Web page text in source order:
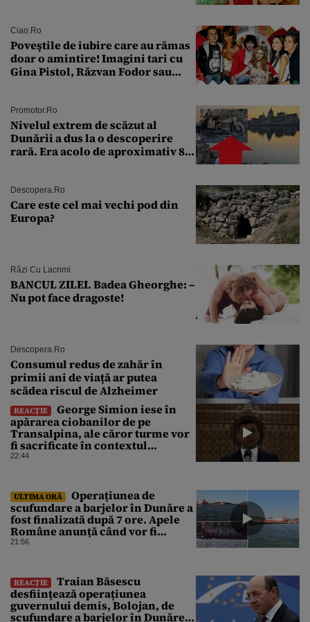
Ciao.ro
Poveştile de iubire care au rămas
doar o amintire! Imagini tari cu
Gina Pistol, Răzvan Fodor sau
Promotor.ro
Nivelul extrem de scăzut al
Dunării a dus la o descoperire
rară. Era acolo de aproximativ 80
Descopera.ro
Care este cel mai vechi pod din
Europa?
Râzi Cu Lacrimi
BANCUL ZILEI. Badea Gheorghe: –
Nu pot face dragoste!
Descopera.ro
Consumul redus de zahăr în
primii ani de viață ar putea
scădea riscul de Alzheimer
REACȚIE
George Simion iese în
apărarea ciobanilor de pe
Transalpina, ale căror turme vor
fi sacrificate în contextul
focarului de variolă ovină
22:44
ULTIMA ORĂ
Operațiunea de
scufundare a barjelor în Dunăre a
fost finalizată după 7 ore. Apele
Române anunță când vor fi
simțite efectele
21:56
REACȚIE
Traian Băsescu
desființează operațiunea
guvernului demis, Bolojan, de
scufundare a barjelor în Dunăre: